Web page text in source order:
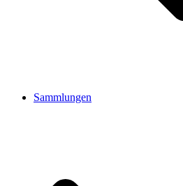
Sammlungen